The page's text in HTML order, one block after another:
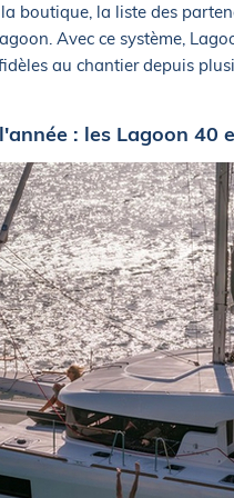
boutique, la liste des
Avec ce système,
au chantier depuis
: les Lagoon 40